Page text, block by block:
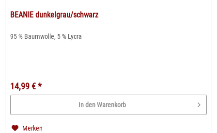
BEANIE dunkelgrau/schwarz
95 % Baumwolle, 5 % Lycra
14,99 € *
In den Warenkorb
Merken